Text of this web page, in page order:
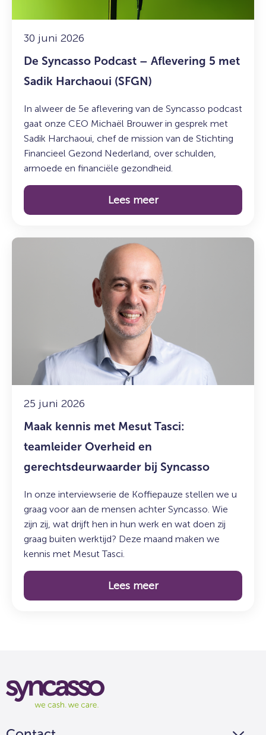
30 juni 2026
De Syncasso Podcast – Aflevering 5 met
Sadik Harchaoui (SFGN)
In alweer de 5e aflevering van de Syncasso podcast
gaat onze CEO Michaël Brouwer in gesprek met
Sadik Harchaoui, chef de mission van de Stichting
Financieel Gezond Nederland, over schulden,
armoede en financiële gezondheid.
Lees meer
Sadik
Harchaoui
25 juni 2026
Maak kennis met Mesut Tasci:
teamleider Overheid en
gerechtsdeurwaarder bij Syncasso
In onze interviewserie de Koffiepauze stellen we u
graag voor aan de mensen achter Syncasso. Wie
zijn zij, wat drijft hen in hun werk en wat doen zij
graag buiten werktijd? Deze maand maken we
kennis met Mesut Tasci.
Lees meer
Lees
teamleider
Overheid
en
gerechtsdeurwaarder
Syncasso
Syncasso
We
we